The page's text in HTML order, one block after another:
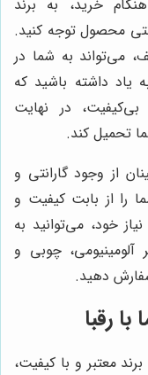
خرید، به برند
محصول توجه کنید.
می‌تواند به شما در
یاد داشته باشید که
در نهایت
تحمیل کند.
از وجود گارانتی و
را از بابت کیفیت و
خود، می‌توانید به
چوبی و
دهید.
با رقبا
معتبر و با کیفیت،